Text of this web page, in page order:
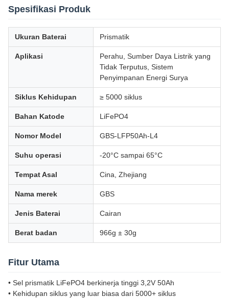
Spesifikasi Produk
Ukuran Baterai Prismatik
Aplikasi
Perahu, Sumber Daya Listrik yang
Tidak Terputus, Sistem
Penyimpanan Energi Surya
Siklus Kehidupan ≥ 5000 siklus
Bahan Katode LiFePO4
Nomor Model GBS-LFP50Ah-L4
Suhu operasi -20°C sampai 65°C
Tempat Asal Cina, Zhejiang
Nama merek GBS
Jenis Baterai Cairan
Berat badan 966g ± 30g
Fitur Utama
• Sel prismatik LiFePO4 berkinerja tinggi 3,2V 50Ah
• Kehidupan siklus yang luar biasa dari 5000+ siklus